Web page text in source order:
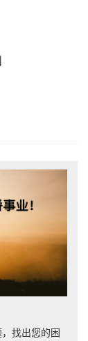
找出您的困